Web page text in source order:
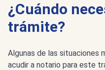
¿Cuándo
trámite?
Algunas de las situaciones
acudir a notario para este